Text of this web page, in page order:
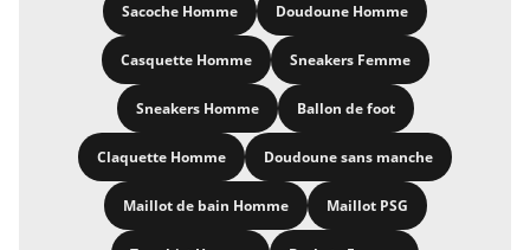
Sacoche Homme Doudoune Homme
Casquette Homme Sneakers Femme
Sneakers Homme Ballon de foot
Claquette Homme Doudoune sans manche
Maillot de bain Homme Maillot PSG